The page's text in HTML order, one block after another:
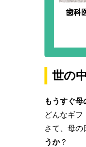
歯科
世の
もうすぐ母
どんなギフ
さて、母の
うか？